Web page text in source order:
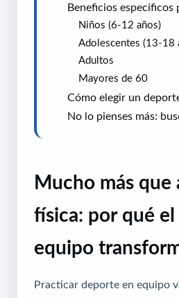
Beneficios específicos
Niños (6-12 años)
Adolescentes (13-18
Adultos
Mayores de 60
Cómo elegir un
No lo pienses más:
Mucho más que
física: por qué
equipo
Practicar deporte en equipo